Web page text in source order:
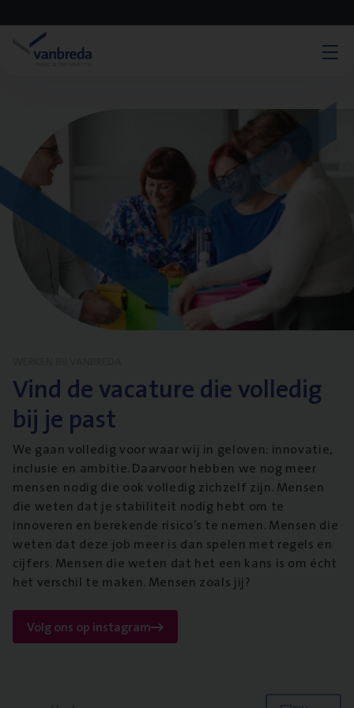
Vind de vacature die volledig
bij je past
We gaan volledig voor waar wij in geloven: innovatie,
inclusie en ambitie. Daarvoor hebben we nog meer
mensen nodig die ook volledig zichzelf zijn. Mensen
die weten dat je stabiliteit nodig hebt om te
innoveren en berekende risico’s te nemen. Mensen die
weten dat deze job meer is dan spelen met regels en
cijfers. Mensen die weten dat het een kans is om écht
het verschil te maken. Mensen zoals jij?
Volg ons op instagram